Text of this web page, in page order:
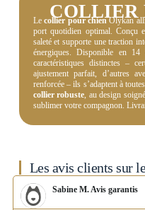
COLLIER
Lecollier pour chienOlykan
port quotidien optimal. Conçu
saleté et supporte une traction
énergiques. Disponible en
caractéristiques distinctes –
ajustement parfait, d’autres
renforcée – ils s’adaptent à
collier robuste, au design
sublimer votre compagnon.
Les avis clients sur
Sabine M. Avis garantis